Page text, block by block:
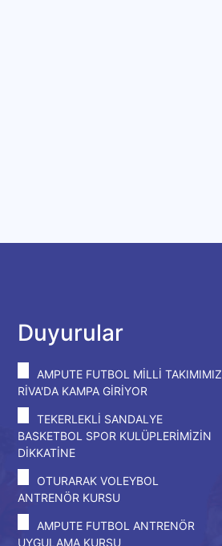
Duyurular
AMPUTE FUTBOL MİLLİ TAKIMIMIZ
RİVA'DA KAMPA GİRİYOR
TEKERLEKLİ SANDALYE
BASKETBOL SPOR KULÜPLERİMİZİN
DİKKATİNE
OTURARAK VOLEYBOL
ANTRENÖR KURSU
AMPUTE FUTBOL ANTRENÖR
UYGULAMA KURSU